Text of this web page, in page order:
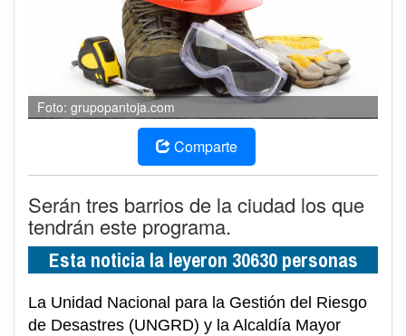
Foto: grupopantoja.com
Comparte
Serán tres barrios de la ciudad los que
tendrán este programa.
Esta noticia la leyeron 30630 personas
La Unidad Nacional para la Gestión del Riesgo
de Desastres (UNGRD) y la Alcaldía Mayor